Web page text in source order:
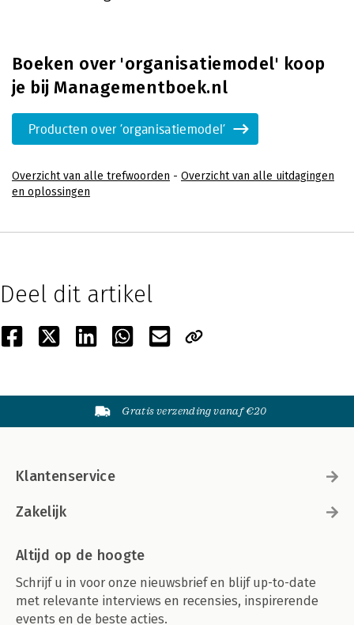
Boeken over 'organisatiemodel' koop
je bij Managementboek.nl
Producten over 'organisatiemodel'
Overzicht van alle trefwoorden - Overzicht van alle uitdagingen
en oplossingen
Deel dit artikel
Gratis verzending vanaf €20
Klantenservice
Zakelijk
Altijd op de hoogte
Schrijf u in voor onze nieuwsbrief en blijf up-to-date
met relevante interviews en recensies, inspirerende
events en de beste acties.